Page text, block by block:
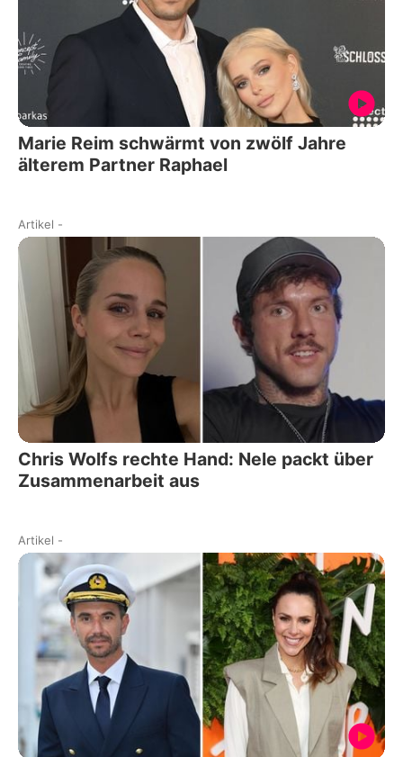
Marie Reim schwärmt von zwölf Jahre
älterem Partner Raphael
Artikel -
Chris Wolfs rechte Hand: Nele packt über
Zusammenarbeit aus
Artikel -